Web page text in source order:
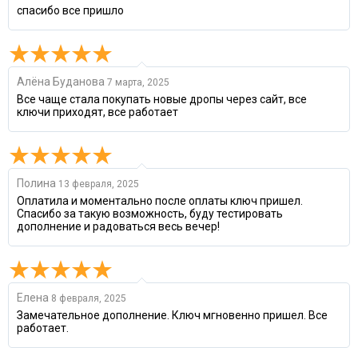
спасибо все пришло
Алёна Буданова 7 марта, 2025
Все чаще стала покупать новые дропы через сайт, все
ключи приходят, все работает
Полина 13 февраля, 2025
Оплатила и моментально после оплаты ключ пришел.
Спасибо за такую возможность, буду тестировать
дополнение и радоваться весь вечер!
Елена 8 февраля, 2025
Замечательное дополнение. Ключ мгновенно пришел. Все
работает.